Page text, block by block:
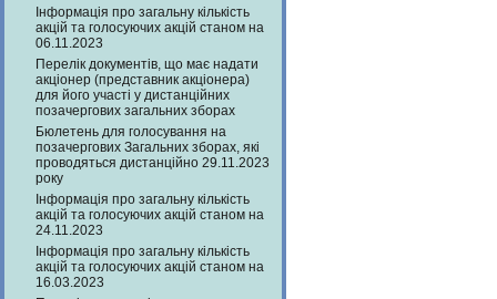
Інформація про загальну кількість
акцій та голосуючих акцій станом на
06.11.2023
Перелік документів, що має надати
акціонер (представник акціонера)
для його участі у дистанційних
позачергових загальних зборах
Бюлетень для голосування на
позачергових Загальних зборах, які
проводяться дистанційно 29.11.2023
року
Інформація про загальну кількість
акцій та голосуючих акцій станом на
24.11.2023
Інформація про загальну кількість
акцій та голосуючих акцій станом на
16.03.2023